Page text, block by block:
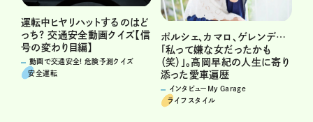
運転中ヒヤリハットするのはど
っち? 交通安全動画クイズ【信
号の変わり目編】
動画で交通安全! 危険予測クイズ
安全運転
ポルシェ、カマロ、ゲレンデ…
「私って嫌な女だったかも
（笑）」。高岡早紀の人生に寄り
添った愛車遍歴
インタビューMy Garage
ライフスタイル